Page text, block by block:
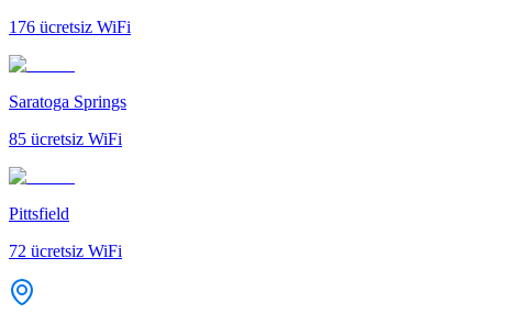
176 ücretsiz WiFi
Saratoga Springs
85 ücretsiz WiFi
Pittsfield
72 ücretsiz WiFi